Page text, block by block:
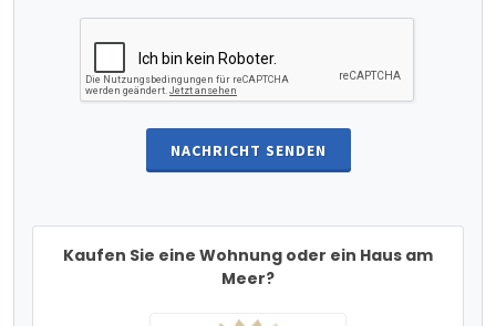
NACHRICHT SENDEN
Kaufen Sie eine Wohnung oder ein Haus am
Meer?